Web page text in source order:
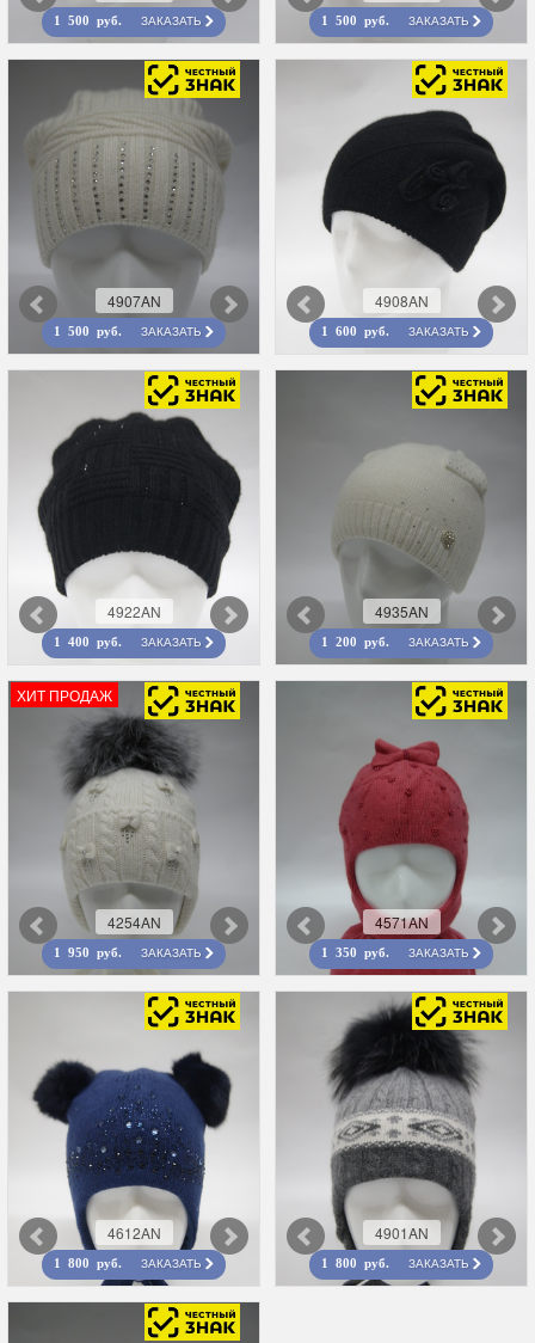
1 500 руб. ЗАКАЗАТЬ 1 500 руб. ЗАКАЗАТЬ
4907AN
1 500 руб. ЗАКАЗАТЬ
4908AN
1 600 руб. ЗАКАЗАТЬ
4922AN
1 400 руб. ЗАКАЗАТЬ
4935AN
1 200 руб. ЗАКАЗАТЬ
ХИТ ПРОДАЖ
4254AN
1 950 руб. ЗАКАЗАТЬ
4571AN
1 350 руб. ЗАКАЗАТЬ
4612AN
1 800 руб. ЗАКАЗАТЬ
4901AN
1 800 руб. ЗАКАЗАТЬ